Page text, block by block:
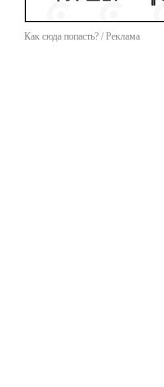
Как сюда попасть? / Реклама